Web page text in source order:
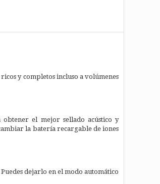
y completos incluso a volúmenes
obtener el mejor sellado acústico y
la batería recargable de iones
dejarlo en el modo automático